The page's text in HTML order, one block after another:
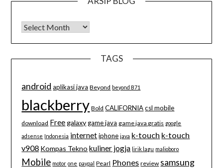
Arsip Blog
TAGS
android aplikasi java Beyond beyond B71
blackberry Bold CALIFORNIA csl mobile
download Free galaxy game java game java gratis google
adsense Indonesia internet iphone java k-touch k-touch
v908 Kompas Tekno kuliner jogja lirik lagu malioboro
Mobile motor one paypal Pearl Phones review samsung